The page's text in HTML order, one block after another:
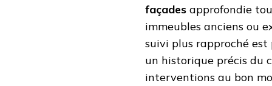
façades approfondie
immeubles anciens ou
suivi plus rapproché
un historique précis du
interventions au bon